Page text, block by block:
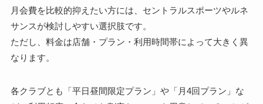
月会費を比較的抑えたい方には、セントラルスポーツやルネ
サンスが検討しやすい選択肢です。
ただし、料金は店舗・プラン・利用時間帯によって大きく異
なります。
各クラブとも「平日昼間限定プラン」や「月4回プラン」な